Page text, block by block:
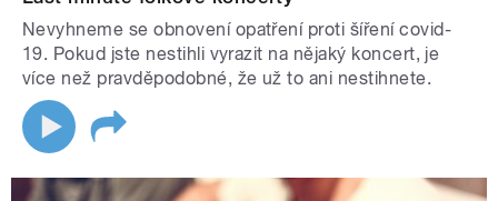
Nevyhneme se obnovení opatření proti šíření covid-
19. Pokud jste nestihli vyrazit na nějaký koncert, je
více než pravděpodobné, že už to ani nestihnete.